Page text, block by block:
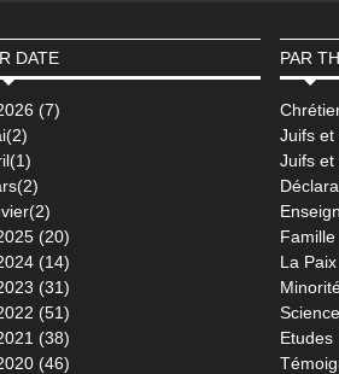
DATE
(7)
(20)
(14)
(31)
(51)
(38)
(46)
PAR
Juifs et
Juifs et
Famille
La Paix
Etudes